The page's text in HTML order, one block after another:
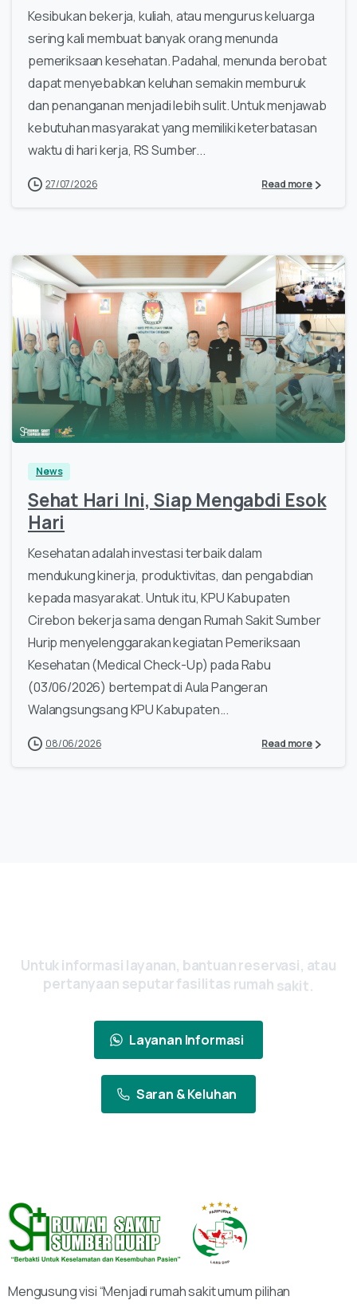
Kesibukan bekerja, kuliah, atau mengurus keluarga
sering kali membuat banyak orang menunda
pemeriksaan kesehatan. Padahal, menunda berobat
dapat menyebabkan keluhan semakin memburuk
dan penanganan menjadi lebih sulit. Untuk menjawab
kebutuhan masyarakat yang memiliki keterbatasan
waktu di hari kerja, RS Sumber...
27/07/2026 Read more
News
Sehat Hari Ini, Siap Mengabdi Esok
Hari
Kesehatan adalah investasi terbaik dalam
mendukung kinerja, produktivitas, dan pengabdian
kepada masyarakat. Untuk itu, KPU Kabupaten
Cirebon bekerja sama dengan Rumah Sakit Sumber
Hurip menyelenggarakan kegiatan Pemeriksaan
Kesehatan (Medical Check-Up) pada Rabu
(03/06/2026) bertempat di Aula Pangeran
Walangsungsang KPU Kabupaten...
08/06/2026 Read more
Untukinformasi layanan, bantuanreservasi, atau
pertanyaan seputarfasilitas rumah sakit.
Layanan Informasi
Saran & Keluhan
Mengusung visi “Menjadi rumah sakit umum pilihan